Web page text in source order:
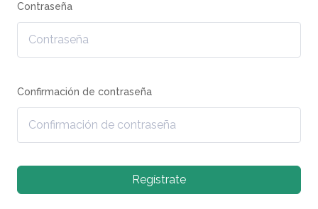
Contraseña
Confirmación de contraseña
Regístrate